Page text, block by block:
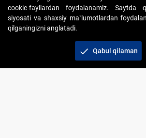
Copyright © 2017-2026. "Elektron onlayn-
tashkil etish" AJ. Barcha huquqlar himoyalangan
cookie-fayllardan foydalanamiz. Saytda
siyosati va shaxsiy ma`lumotlardan
qilganingizni anglatadi.
check Qabul qilaman